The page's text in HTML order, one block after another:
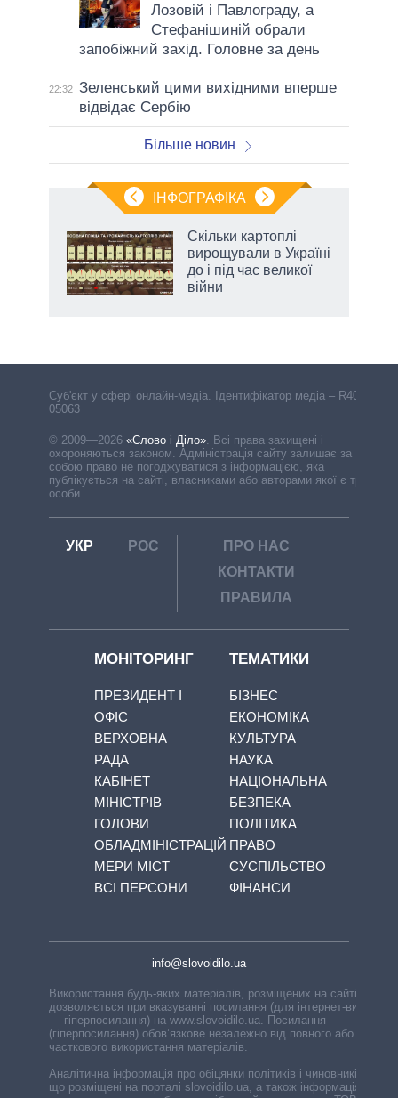
Лозовій і Павлограду, а
Стефанішиній обрали
запобіжний захід. Головне за день
22:32 Зеленський цими вихідними вперше
відвідає Сербію
Більше новин
ІНФОГРАФІКА
Скільки картоплі
вирощували в Україні
до і під час великої
війни
Cуб'єкт у сфері онлайн-медіа. Ідентифікатор медіа – R40-
05063
© 2009—2026 «Слово і Діло» Всі права захищені і
охороняються законом. Адміністрація сайту залишає за
собою право не погоджуватися з інформацією, яка
публікується на сайті, власниками або авторами якої є треті
особи.
УКР РОС
ПРО НАС
КОНТАКТИ
ПРАВИЛА
МОНІТОРИНГ
ПРЕЗИДЕНТ І
ОФІС
ВЕРХОВНА
РАДА
КАБІНЕТ
МІНІСТРІВ
ГОЛОВИ
ОБЛАДМІНІСТРАЦІЙ
МЕРИ МІСТ
ВСІ ПЕРСОНИ
ТЕМАТИКИ
БІЗНЕС
ЕКОНОМІКА
КУЛЬТУРА
НАУКА
НАЦІОНАЛЬНА
БЕЗПЕКА
ПОЛІТИКА
ПРАВО
СУСПІЛЬСТВО
ФІНАНСИ
info@slovoidilo.ua
Використання будь-яких матеріалів, розміщених на сайті,
дозволяється при вказуванні посилання (для інтернет-видань
— гіперпосилання) на www.slovoidilo.ua. Посилання
(гіперпосилання) обов’язкове незалежно від повного або
часткового використання матеріалів.
Аналітична інформація про обіцянки політиків і чиновників,
що розміщені на порталі slovoidilo.ua, а також інформація про